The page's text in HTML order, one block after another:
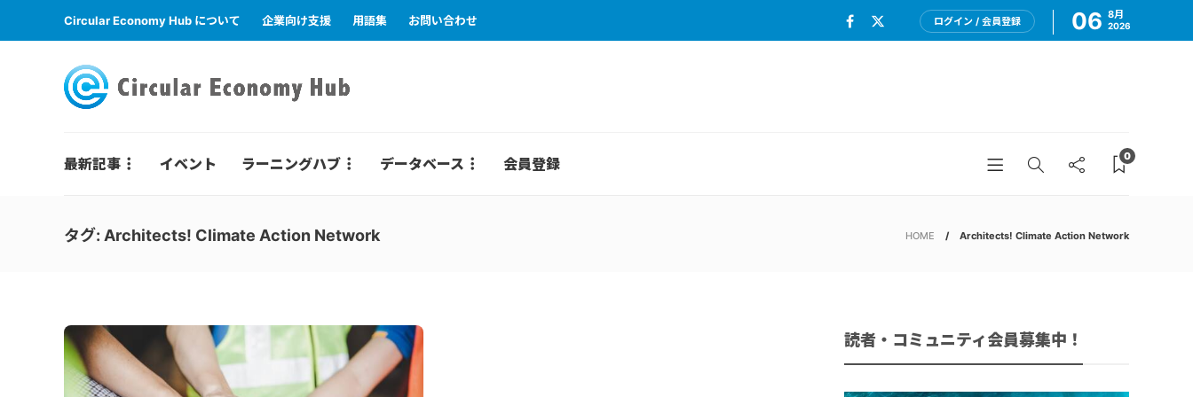
Circular Economy Hub について 企業向け支援 用語集 お問い合わせ ログイン / 会員登録 06 8月
2026
最新記事 イベント ラーニングハブ データベース 会員登録 0
タグ: Architects! Climate Action Network HOME Architects! Climate Action Network
読者・コミュニティ会員募集中！